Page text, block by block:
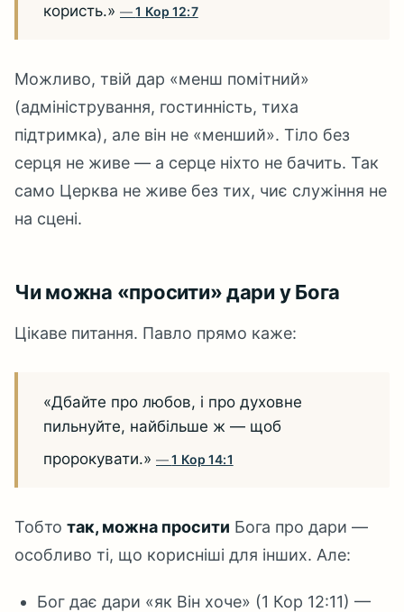
користь.»
1 Кор 12:7
Можливо, твій дар «менш помітний»
(адміністрування, гостинність, тиха
підтримка), але він не «менший». Тіло без
серця не живе — а серце ніхто не бачить. Так
само Церква не живе без тих, чиє служіння не
на сцені.
Чи можна «просити» дари у Бога
Цікаве питання. Павло прямо каже:
«Дбайте про любов, і про духовне
пильнуйте, найбільше ж — щоб
пророкувати.»
1 Кор 14:1
Тобто так, можна просити Бога про дари —
особливо ті, що корисніші для інших. Але:
Бог дає дари «як Він хоче» (1 Кор 12:11) —